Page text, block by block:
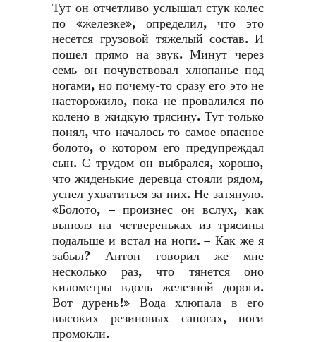
Тут он отчетливо услышал стук колес
по «железке», определил, что это
несется грузовой тяжелый состав. И
пошел прямо на звук. Минут через
семь он почувствовал хлюпанье под
ногами, но почему-то сразу его это не
насторожило, пока не провалился по
колено в жидкую трясину. Тут только
понял, что началось то самое опасное
болото, о котором его предупреждал
сын. С трудом он выбрался, хорошо,
что жиденькие деревца стояли рядом,
успел ухватиться за них. Не затянуло.
«Болото, – произнес он вслух, как
выполз на четвереньках из трясины
подальше и встал на ноги. – Как же я
забыл? Антон говорил же мне
несколько раз, что тянется оно
километры вдоль железной дороги.
Вот дурень!» Вода хлюпала в его
высоких резиновых сапогах, ноги
промокли.